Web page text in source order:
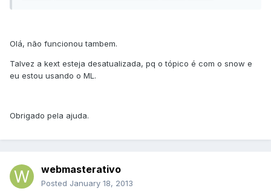
Olá, não funcionou tambem.
Talvez a kext esteja desatualizada, pq o tópico é com o snow e
eu estou usando o ML.
Obrigado pela ajuda.
webmasterativo
Posted January 18, 2013